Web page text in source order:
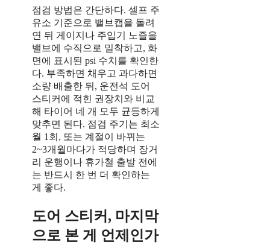
점검 방법은 간단하다. 셀프 주
유소 기준으로 밸브캡을 돌려
연 뒤 게이지나 주입기 노즐을
밸브에 수직으로 밀착하고, 화
면에 표시된 psi 수치를 확인한
다. 부족하면 채우고 과다하면
소량 배출한 뒤, 운전석 도어
스티커에 적힌 권장치와 비교
해 타이어 네 개 모두 균등하게
맞추면 된다. 점검 주기는 최소
월 1회, 또는 계절이 바뀌는
2~3개월마다가 적당하며 장거
리 운행이나 휴가철 출발 전에
는 반드시 한 번 더 확인하는
게 좋다.
도어 스티커, 마지막
으로 본 게 언제인가